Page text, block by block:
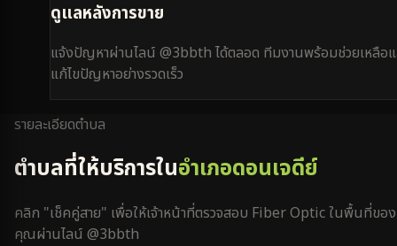
ดูแลหลังการขาย
แจ้งปัญหาผ่านไลน์ @3bbth ได้ตลอด ทีมงานพร้อมช่วยเหลือแ
แก้ไขปัญหาอย่างรวดเร็ว
รายละเอียดตำบล
ตำบลที่ให้บริการในอำเภอดอนเจดีย์
คลิก "เช็คคู่สาย" เพื่อให้เจ้าหน้าที่ตรวจสอบ Fiber Optic ในพื้นที่ของ
คุณผ่านไลน์ @3bbth